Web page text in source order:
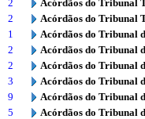
2
Acórdãos do Tribunal
2
Acórdãos do Tribunal
1
Acórdãos do Tribunal
2
Acórdãos do Tribunal
2
Acórdãos do Tribunal
3
Acórdãos do Tribunal
9
Acórdãos do Tribunal
5
Acórdãos do Tribunal